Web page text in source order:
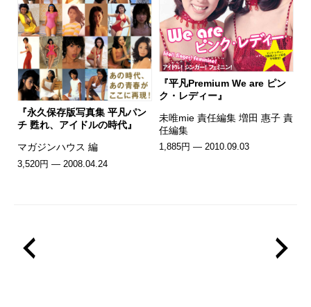
『永久保存版写真集 平凡パン
チ 甦れ、アイドルの時代』
マガジンハウス 編
3,520円 — 2008.04.24
『平凡Premium We are ピン
ク・レディー』
未唯mie 責任編集 増田 惠子 責
任編集
1,885円 — 2010.09.03